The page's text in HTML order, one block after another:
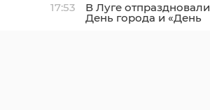
17:53 В Луге отпраздновали
День города и «День
детства»